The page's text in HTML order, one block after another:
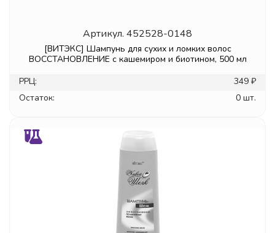
Артикул. 452528-0148
[ВИТЭКС] Шампунь для сухих и ломких волос
ВОССТАНОВЛЕНИЕ с кашемиром и биотином, 500 мл
РРЦ:
349 ₽
Остаток:
0 шт.